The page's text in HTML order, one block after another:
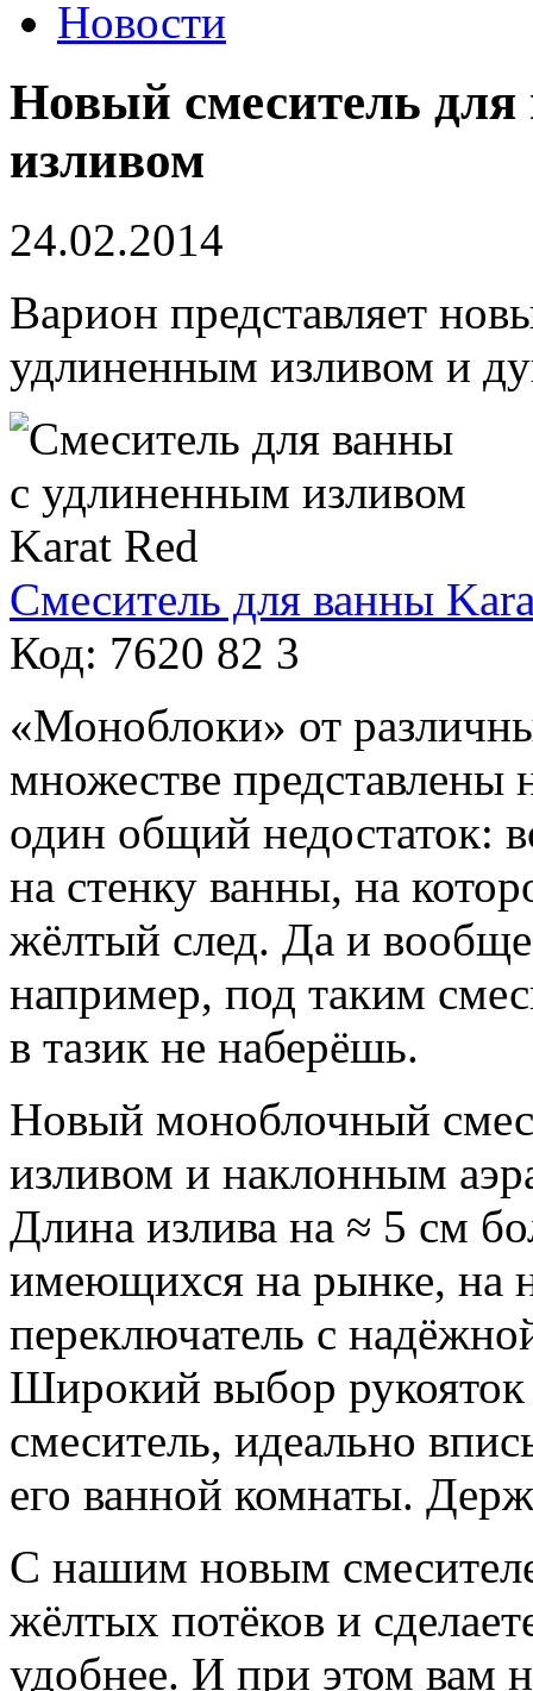
Новости
Новый смеситель
изливом
24.02.2014
Варион представляет
удлиненным изливом и
Смеситель для ванны
Код: 7620 82 3
«Моноблоки» от
множестве
один общий недостаток:
на стенку ванны, на
жёлтый след. Да и
например, под таким
в тазик не наберёшь.
Новый моноблочный
изливом и наклонным
Длина излива на ≈ 5 см
имеющихся на рынке, на
переключатель с
Широкий выбор рукояток
смеситель, идеально
его ванной комнаты.
С нашим новым
жёлтых потёков и
удобнее. И при этом вам